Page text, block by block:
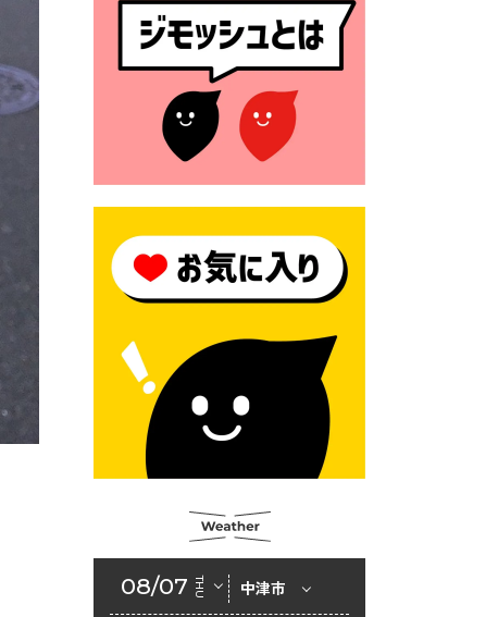
市佐野・則尾育英会奨学生募
集の「てびき」
2026年6月22日 神楽人の祭展
2026年6月18日 セアカゴケグ
モにご注意ください！
2026年6月17日 クーリングシ
ェルターの指定
2026年6月10日 令和８年経済
センサス-活動調査
2026年6月5日 新婚世帯の家
賃の助成をしています
2026年6月2日 戸籍に氏名の
振り仮名が記載されます
審査申請（建設工事・建設コ
2026年6月1日 山田地域づくり
協議会
08/07 THU 中津市